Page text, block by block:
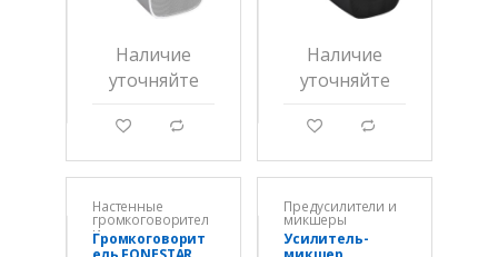
Наличие
уточняйте
g d
Наличие
уточняйте
g d
Настенные
громкоговорител
и
Громкоговорит
Предусилители и
микшеры
Усилитель-